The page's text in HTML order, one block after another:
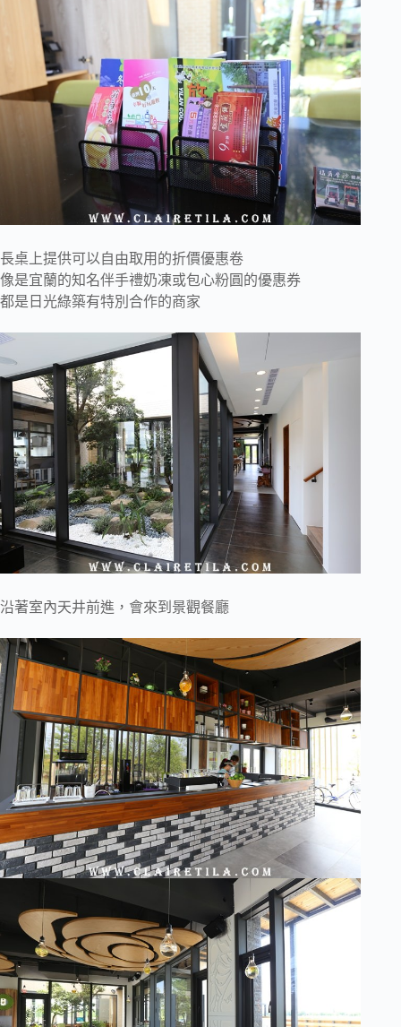
長桌上提供可以自由取用的折價優惠卷
像是宜蘭的知名伴手禮奶凍或包心粉圓的優惠券
都是日光綠築有特別合作的商家
沿著室內天井前進，會來到景觀餐廳